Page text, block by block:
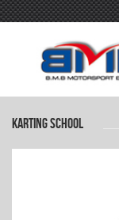
KARTING SCHOOL